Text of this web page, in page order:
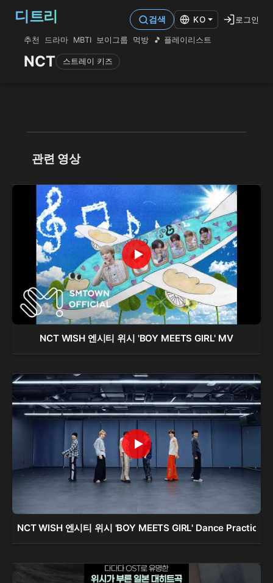
디트리
추천 드라마 MBTI 보이그룹 먹방 🎵 플레이리스트
NCT 스트레이 키즈
검색 KO 로그인
관련 영상
NCT WISH 엔시티 위시 'BOY MEETS GIRL' MV
NCT WISH 엔시티 위시 'BOY MEETS GIRL' Dance Practice